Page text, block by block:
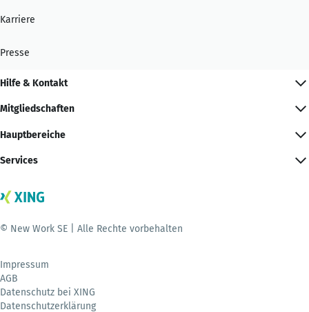
Karriere
Presse
Hilfe & Kontakt
Mitgliedschaften
Hauptbereiche
Services
© New Work SE | Alle Rechte vorbehalten
Impressum
AGB
Datenschutz bei XING
Datenschutzerklärung